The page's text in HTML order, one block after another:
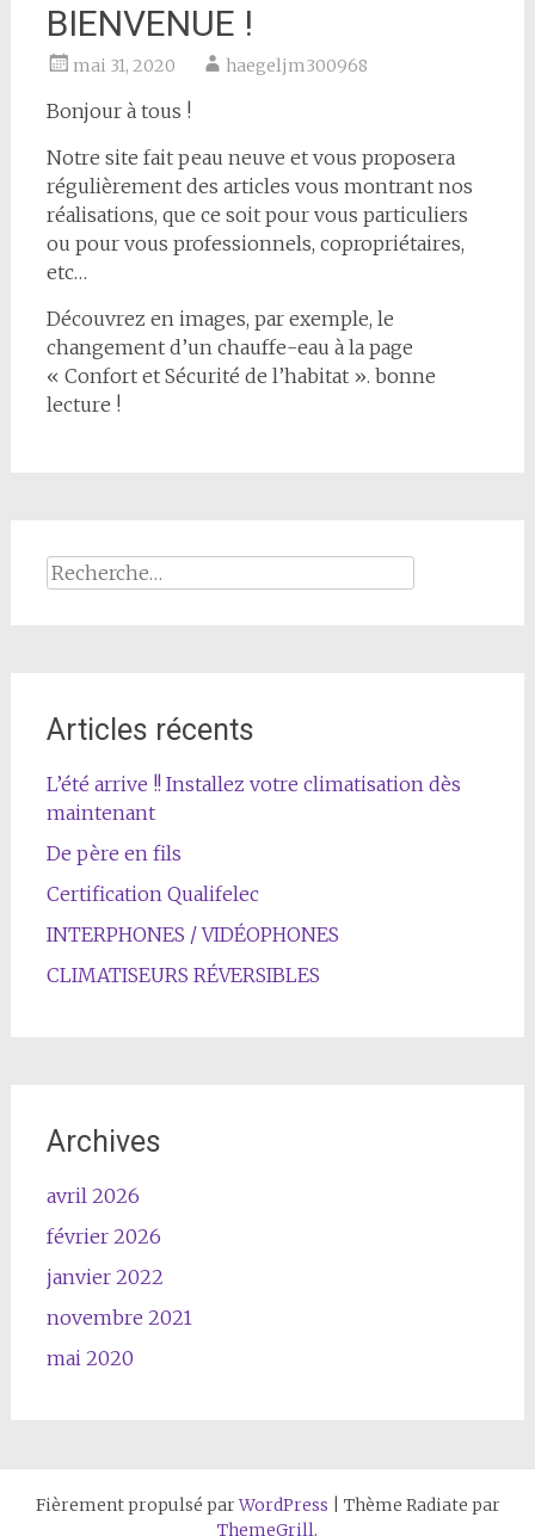
BIENVENUE !
mai 31, 2020 haegeljm300968
Bonjour à tous !
Notre site fait peau neuve et vous proposera
régulièrement des articles vous montrant nos
réalisations, que ce soit pour vous particuliers
ou pour vous professionnels, copropriétaires,
etc…
Découvrez en images, par exemple, le
changement d’un chauffe-eau à la page
« Confort et Sécurité de l’habitat ». bonne
lecture !
Rechercher :
Articles récents
L’été arrive !! Installez votre climatisation dès
maintenant
De père en fils
Certification Qualifelec
INTERPHONES / VIDÉOPHONES
CLIMATISEURS RÉVERSIBLES
Archives
avril 2026
février 2026
janvier 2022
novembre 2021
mai 2020
Fièrement propulsé parWordPress
Thème Radiate par
ThemeGrill.